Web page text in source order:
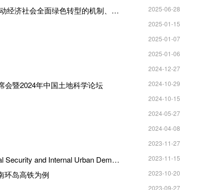
文科成果 公司童昀副教授主持完成国家社会科学基金一般项目《旅游高质量发展驱动经济社会全面绿色转型的机制、效应与政策研究》 2025-06-28
2025-01-15
2025-01-07
2025-01-06
2024-12-27
会暨2024年中国土地科学论坛 2024-10-29
2024-10-15
2024-05-27
2024-04-08
2023-11-27
【科研成果推介】蒲罗曼等|Urban Development Boundary Setting Versus Ecological Security and Internal Urban Demand: Evidence from Haikou, China 2023-11-15
环岛高铁为例 2023-10-20
2023-09-27